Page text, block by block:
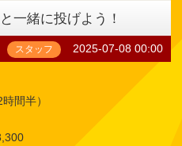
一緒に投げよう！
スタッフ 2025-07-08 00:00
時間半）